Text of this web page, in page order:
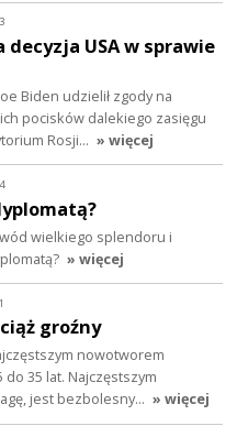
decyzja USA w sprawie
Biden udzielił zgody na
pocisków dalekiego zasięgu
Rosji… » więcej
wielkiego splendoru i
» więcej
groźny
nowotworem
35 lat. Najczęstszym
jest bezbolesny… » więcej